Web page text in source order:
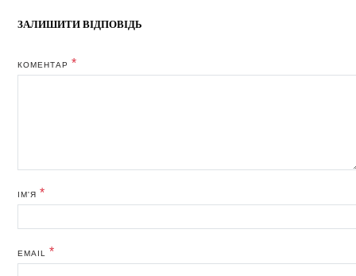
ЗАЛИШИТИ ВІДПОВІДЬ
КОМЕНТАР *
ІМ'Я *
EMAIL *